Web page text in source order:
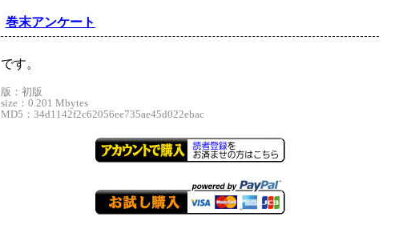
巻末アンケート
です。
版：初版
size：0.201 Mbytes
MD5：34d1142f2c62056ee735ae45d022ebac